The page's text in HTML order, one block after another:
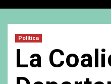
Política
La